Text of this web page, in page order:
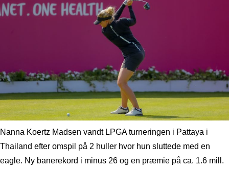
Nanna Koertz Madsen vandt LPGA turneringen i Pattaya i
Thailand efter omspil på 2 huller hvor hun sluttede med en
eagle. Ny banerekord i minus 26 og en præmie på ca. 1.6 mill.